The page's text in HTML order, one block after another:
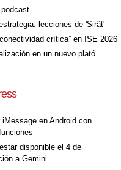
lecciones de 'Sirât'
crítica” en ISE 2026
en un nuevo plató
en Android con
disponible el 4 de
a Gemini